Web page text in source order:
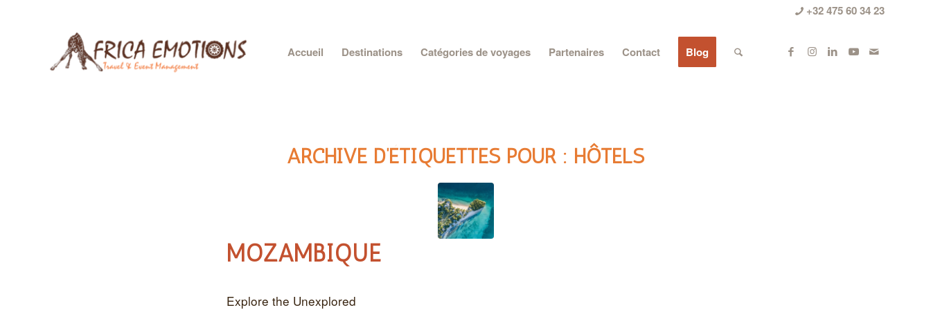
+32 475 60 34 23
Accueil Destinations Catégories de voyages Partenaires Contact Blog
ARCHIVE D’ÉTIQUETTES POUR : HÔTELS
MOZAMBIQUE
Explore the Unexplored